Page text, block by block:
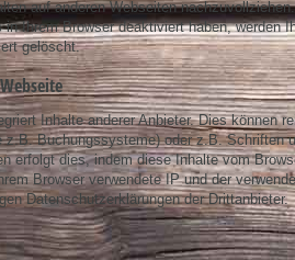
auf anderen Webseiten
Ihrem Browser deaktiviert haben, werden
gelöscht.
Inhalte anderer Anbieter. Dies können
z.B. Buchungssysteme) oder z.B. Schriften
erfolgt dies, indem diese Inhalte vom
Browser verwendete IP und der
Datenschutzerklärungen der Drittanbieter.